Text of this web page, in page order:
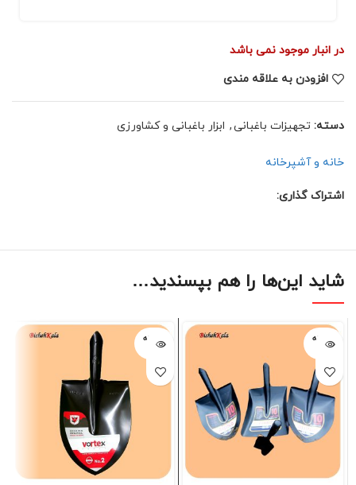
در انبار موجود نمی باشد
افزودن به علاقه مندی
دسته: تجهیزات باغبانی, ابزار باغبانی و کشاورزی
خانه و آشپرخانه
اشتراک گذاری:
شاید این‌ها را هم بپسندید…
فروخته
شده
فروخته
شده